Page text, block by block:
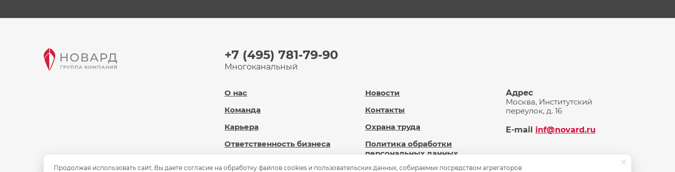
+7 (495) 781-79-90
Многоканальный
О нас
Команда
Карьера
Ответственность бизнеса
Новости
Контакты
Охрана труда
Политика обработки
персональных данных
Адрес
Москва, Институтский
переулок, д. 16
E-mail inf@novard.ru
Продолжая использовать сайт, Вы даете согласие на обработку файлов cookies и пользовательских данных, собираемых посредством агрегаторов